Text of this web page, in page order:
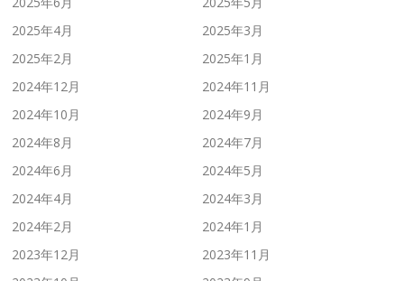
2025年4月
2025年3月
2025年2月
2025年1月
2024年12月
2024年11月
2024年10月
2024年9月
2024年8月
2024年7月
2024年6月
2024年5月
2024年4月
2024年3月
2024年2月
2024年1月
2023年12月
2023年11月